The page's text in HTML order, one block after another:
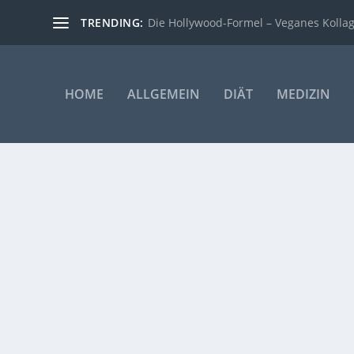
TRENDING: Die Hollywood-Formel – Veganes
HOME ALLGEMEIN DIÄT MEDIZIN